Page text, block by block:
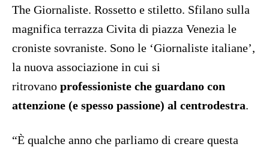
The Giornaliste. Rossetto e stiletto. Sfilano sulla
magnifica terrazza Civita di piazza Venezia le
croniste sovraniste. Sono le ‘Giornaliste italiane’,
la nuova associazione in cui si
ritrovano professioniste che guardano con
attenzione (e spesso passione) al centrodestra.
“È qualche anno che parliamo di creare questa